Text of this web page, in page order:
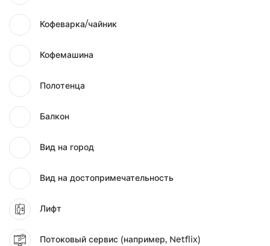
Кофеварка/чайник
Кофемашина
Полотенца
Балкон
Вид на город
Вид на достопримечательность
Лифт
Потоковый сервис (например, Netflix)